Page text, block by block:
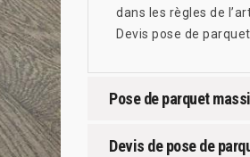
dans les règles de
Devis pose de
Pose de parquet
Devis de pose de